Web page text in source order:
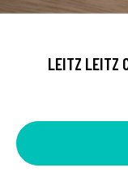
LEITZ LEITZ